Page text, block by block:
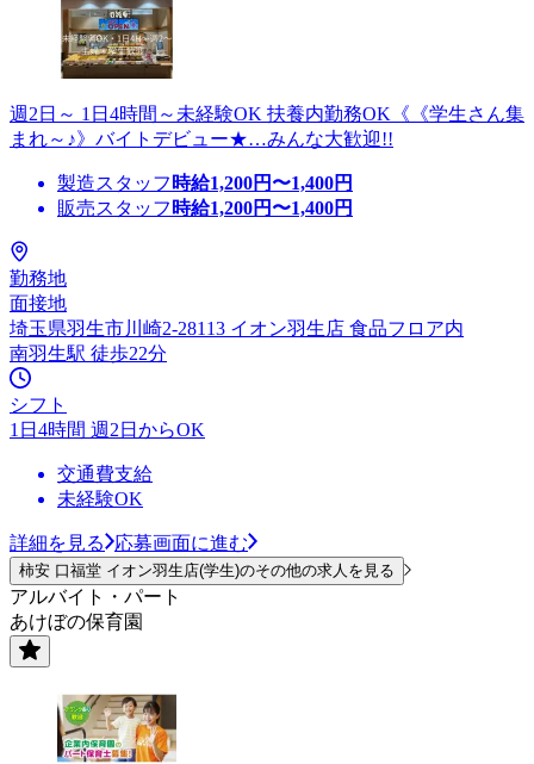
週2日～ 1日4時間～未経験OK 扶養内勤務OK《《学生さん集
まれ～♪》バイトデビュー★…みんな大歓迎!!
製造スタッフ 時給1,200円〜1,400円
販売スタッフ 時給1,200円〜1,400円
勤務地
面接地
埼玉県羽生市川崎2-28113 イオン羽生店 食品フロア内
南羽生駅 徒歩22分
シフト
1日4時間 週2日からOK
交通費支給
未経験OK
詳細を見る 応募画面に進む
柿安 口福堂 イオン羽生店(学生)のその他の求人を見る
アルバイト・パート
あけぼの保育園